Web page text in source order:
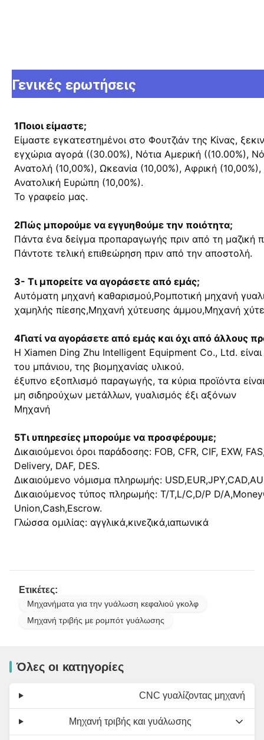
Γενικές ερωτήσεις
1Ποιοι είμαστε;
Είμαστε εγκατεστημένοι στο Φουτζιάν της Κίνας,
εγχώρια αγορά ((30.00%), Νότια Αμερική ((10.00%),
Ανατολή (10,00%), Ωκεανία (10,00%), Αφρική
Ανατολική Ευρώπη (10,00%).
Το γραφείο μας.
2Πώς μπορούμε να εγγυηθούμε την ποιότητα;
Πάντα ένα δείγμα προπαραγωγής πριν από τη μαζική
Πάντοτε τελική επιθεώρηση πριν από την αποστολή.
3- Τι μπορείτε να αγοράσετε από εμάς;
Αυτόματη μηχανή καθαρισμού,Ρομποτική μηχανή
χαμηλής πίεσης,Μηχανή χύτευσης άμμου,Μηχανή
4Γιατί να αγοράσετε από εμάς και όχι από άλλους
Η Xiamen Ding Zhu Intelligent Equipment Co., Ltd.
του μπάνιου, της βιομηχανίας υλικού.
έξυπνο εξοπλισμό παραγωγής, τα κύρια προϊόντα
μη σιδηρούχων μετάλλων, γυαλισμός έξι αξόνων
Μηχανή
5Τι υπηρεσίες μπορούμε να προσφέρουμε;
Δικαιούμενοι όροι παράδοσης: FOB, CFR, CIF, EXW,
Delivery, DAF, DES.
Δικαιούμενο νόμισμα πληρωμής:
Δικαιούμενος τύπος πληρωμής: T/T,L/C,D/P D/
Union,Cash,Escrow.
Γλώσσα ομιλίας: αγγλικά,κινεζικά,ιαπωνικά
Ετικέτες:
Μηχανήματα για την γυάλωση κεφαλιού γκολφ
Μηχανή τριβής με ρομπότ γυάλωσης
Όλες οι κατηγορίες
CNC γυαλίζοντας μηχανή
Μηχανή τριβής και γυάλωσης